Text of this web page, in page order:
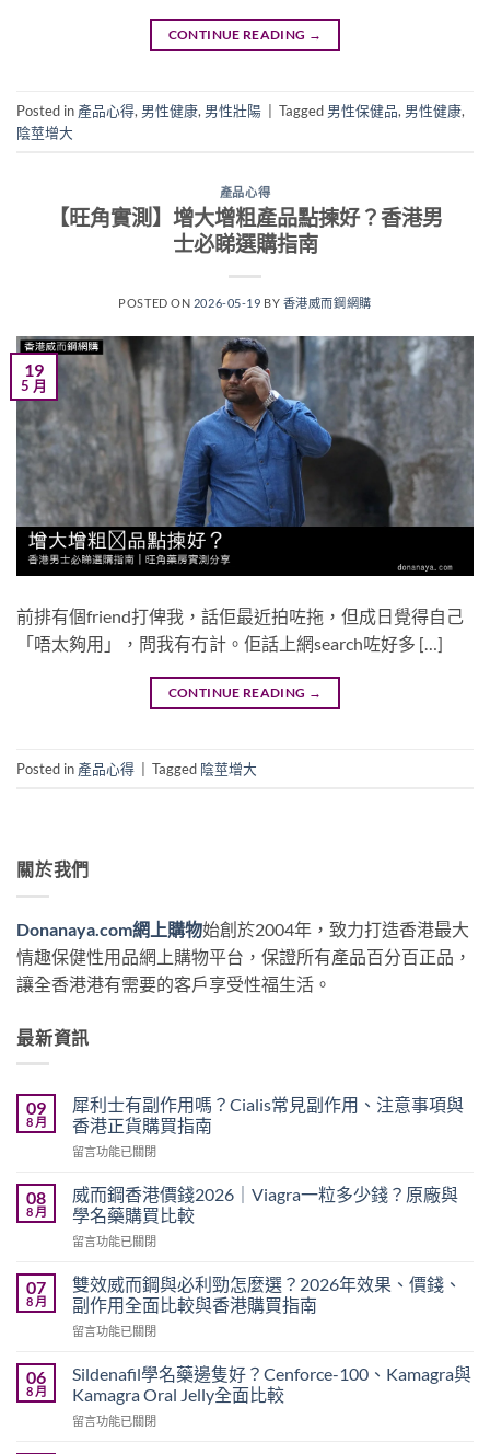
CONTINUE READING →
Posted in 產品心得, 男性健康, 男性壯陽 Tagged 男性保健品, 男性健康,
陰莖增大
產品心得
【旺角實測】增大增粗產品點揀好？香港男
士必睇選購指南
POSTED ON 2026-05-19 BY 香港威而鋼網購
19
5 月
前排有個friend打俾我，話佢最近拍咗拖，但成日覺得自己
「唔太夠用」，問我有冇計。佢話上網search咗好多 […]
CONTINUE READING →
Posted in 產品心得 Tagged 陰莖增大
關於我們
Donanaya.com網上購物始創於2004年，致力打造香港最大
情趣保健性用品網上購物平台，保證所有產品百分百正品，
讓全香港港有需要的客戶享受性福生活。
最新資訊
09
8 月
犀利士有副作用嗎？Cialis常見副作用、注意事項與
香港正貨購買指南
在
利
士
有
副
用
嗎？
Cialis
常
副
作
注
留言功能已關閉
08
8 月
威而鋼香港價錢2026｜Viagra一粒多少錢？原廠與
學名藥購買比較
在
而
鋼
香
港
錢
2026
Viagra
留言功能已關閉
07
8 月
雙效威而鋼與必利勁怎麼選？2026年效果、價錢、
副作用全面比較與香港購買指南
在
效
而
鋼
留言功能已關閉
06
8 月
Sildenafil學名藥邊隻好？Cenforce-100、Kamagra與
Kamagra Oral Jelly全面比較
在
留言功能已關閉